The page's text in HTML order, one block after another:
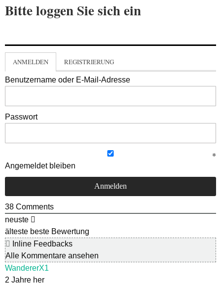
Bitte loggen Sie sich ein
ANMELDEN REGISTRIERUNG
Benutzername oder E-Mail-Adresse
Passwort
Angemeldet bleiben
38 Comments
neuste
älteste beste Bewertung
Inline Feedbacks
Alle Kommentare ansehen
WandererX1
2 Jahre her